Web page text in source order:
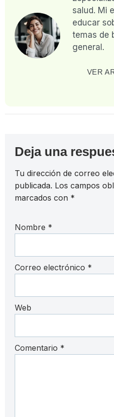
salud. Mi
educar
temas de
general.
VER
Deja una
Tu dirección de correo
publicada. Los campos
marcados con *
Nombre *
Correo electrónico *
Web
Comentario *